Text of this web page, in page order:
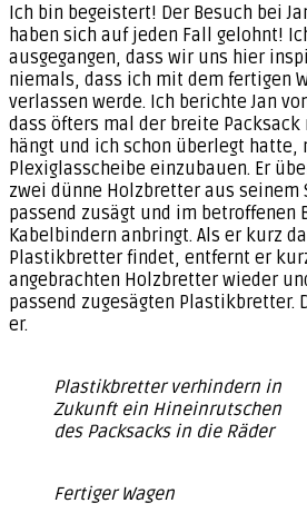
Ich bin begeistert! Der Besuch bei
haben sich auf jeden Fall gelohnt!
ausgegangen, dass wir uns hier
niemals, dass ich mit dem fertigen
verlassen werde. Ich berichte Jan
dass öfters mal der breite
hängt und ich schon überlegt hatte,
Plexiglasscheibe einzubauen. Er
zwei dünne Holzbretter aus seinem
passend zusägt und im betroffenen
Kabelbindern anbringt. Als er kurz
Plastikbretter findet, entfernt er
angebrachten Holzbretter wieder
passend zugesägten Plastikbretter.
er.
Plastikbretter verhindern in
Zukunft ein Hineinrutschen
des Packsacks in die Räder
Fertiger Wagen